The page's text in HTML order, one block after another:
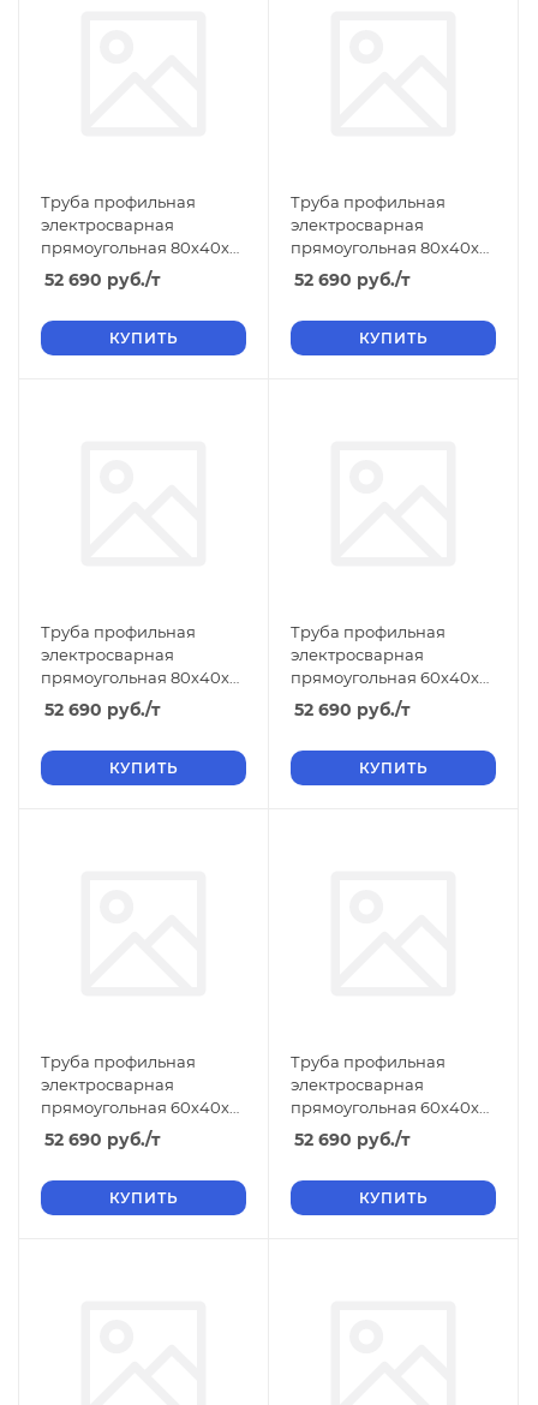
Труба профильная
электросварная
прямоугольная 80х40х4
ТУ, длина 12 м, размер b
52 690 руб./т
КУПИТЬ
Труба профильная
электросварная
прямоугольная 80х40х3
ТУ, длина 12 м, размер b
52 690 руб./т
КУПИТЬ
Труба профильная
электросварная
прямоугольная 80х40х3
6м ТУ, длина 6 м, размер
b 40 3.00
52 690 руб./т
КУПИТЬ
Труба профильная
электросварная
прямоугольная 60х40х4
ТУ, длина 12 м, размер b
52 690 руб./т
КУПИТЬ
Труба профильная
электросварная
прямоугольная 60х40х4
6м ТУ, длина 6 м, размер
b 40 4.00
52 690 руб./т
КУПИТЬ
Труба профильная
электросварная
прямоугольная 60х40х3
ТУ, длина 12 м, размер b
52 690 руб./т
КУПИТЬ